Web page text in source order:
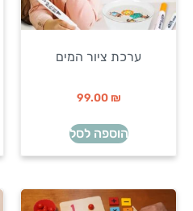
ערכת ציור המים
99.00 ₪
הוספה לסל